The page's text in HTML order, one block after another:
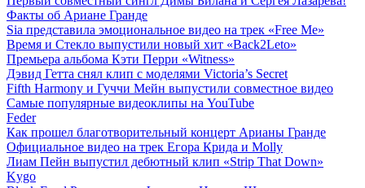
Факты об Ариане Гранде
Sia представила эмоциональное видео на трек «Free Me»
Время и Стекло выпустили новый хит «Back2Leto»
Премьера альбома Кэти Перри «Witness»
Дэвид Гетта снял клип с моделями Victoria’s Secret
Fifth Harmony и Гуччи Мейн выпустили совместное видео
Самые популярные видеоклипы на YouTube
Feder
Как прошел благотворительный концерт Арианы Гранде
Официальное видео на трек Егора Крида и Molly
Лиам Пейн выпустил дебютный клип «Strip That Down»
Kygo